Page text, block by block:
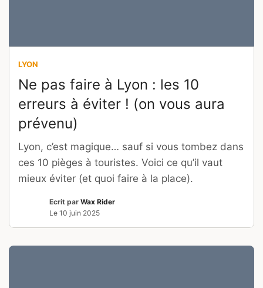
LYON
Ne pas faire à Lyon : les 10
erreurs à éviter ! (on vous aura
prévenu)
Lyon, c’est magique… sauf si vous tombez dans
ces 10 pièges à touristes. Voici ce qu’il vaut
mieux éviter (et quoi faire à la place).
Ecrit par Wax Rider
Le 10 juin 2025